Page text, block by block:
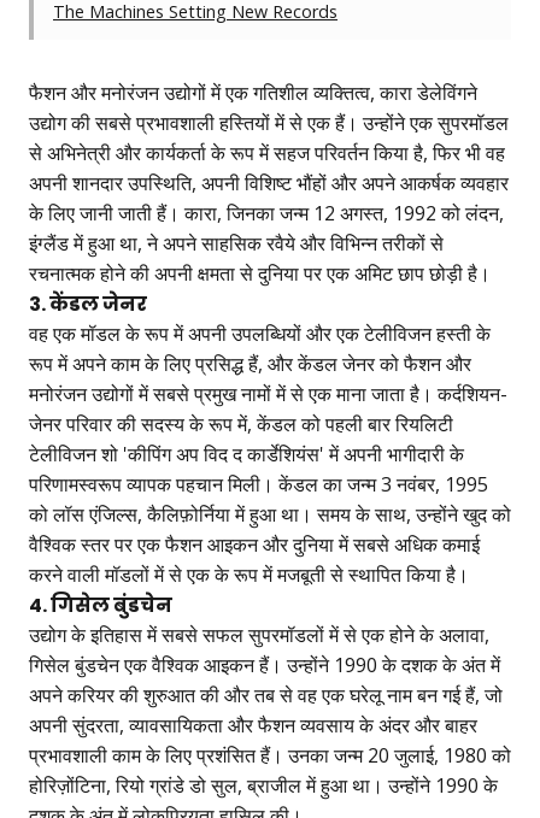
The Machines Setting New Records
फैशन और मनोरंजन उद्योगों में एक गतिशील व्यक्तित्व, कारा डेलेविंगने
उद्योग की सबसे प्रभावशाली हस्तियों में से एक हैं। उन्होंने एक सुपरमॉडल
से अभिनेत्री और कार्यकर्ता के रूप में सहज परिवर्तन किया है, फिर भी वह
अपनी शानदार उपस्थिति, अपनी विशिष्ट भौंहों और अपने आकर्षक व्यवहार
के लिए जानी जाती हैं। कारा, जिनका जन्म 12 अगस्त, 1992 को लंदन,
इंग्लैंड में हुआ था, ने अपने साहसिक रवैये और विभिन्न तरीकों से
रचनात्मक होने की अपनी क्षमता से दुनिया पर एक अमिट छाप छोड़ी है।
3. केंडल जेनर
वह एक मॉडल के रूप में अपनी उपलब्धियों और एक टेलीविजन हस्ती के
रूप में अपने काम के लिए प्रसिद्ध हैं, और केंडल जेनर को फैशन और
मनोरंजन उद्योगों में सबसे प्रमुख नामों में से एक माना जाता है। कर्दशियन-
जेनर परिवार की सदस्य के रूप में, केंडल को पहली बार रियलिटी
टेलीविजन शो 'कीपिंग अप विद द कार्डेशियंस' में अपनी भागीदारी के
परिणामस्वरूप व्यापक पहचान मिली। केंडल का जन्म 3 नवंबर, 1995
को लॉस एंजिल्स, कैलिफ़ोर्निया में हुआ था। समय के साथ, उन्होंने खुद को
वैश्विक स्तर पर एक फैशन आइकन और दुनिया में सबसे अधिक कमाई
करने वाली मॉडलों में से एक के रूप में मजबूती से स्थापित किया है।
4. गिसेल बुंडचेन
उद्योग के इतिहास में सबसे सफल सुपरमॉडलों में से एक होने के अलावा,
गिसेल बुंडचेन एक वैश्विक आइकन हैं। उन्होंने 1990 के दशक के अंत में
अपने करियर की शुरुआत की और तब से वह एक घरेलू नाम बन गई हैं, जो
अपनी सुंदरता, व्यावसायिकता और फैशन व्यवसाय के अंदर और बाहर
प्रभावशाली काम के लिए प्रशंसित हैं। उनका जन्म 20 जुलाई, 1980 को
होरिज़ोंटिना, रियो ग्रांडे डो सुल, ब्राजील में हुआ था। उन्होंने 1990 के